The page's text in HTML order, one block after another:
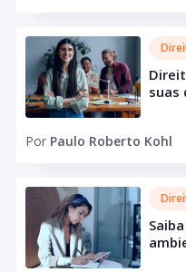
suas
Por Paulo Roberto Kohl